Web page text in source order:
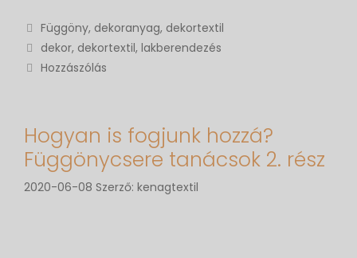
Függöny, dekoranyag, dekortextil
dekor, dekortextil,lakberendezés
Hozzászólás
Hogyan is fogjunk hozzá?
Függönycsere tanácsok 2. rész
2020-06-08 Szerző: kenagtextil